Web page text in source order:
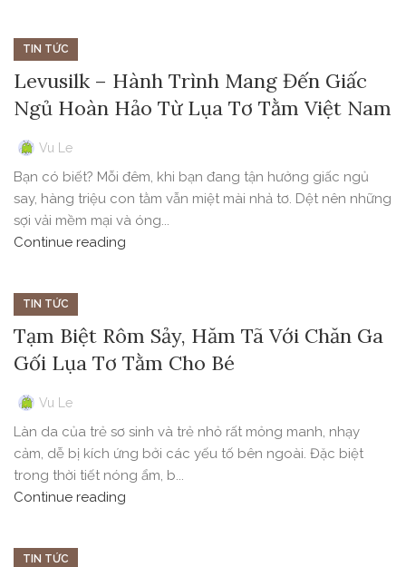
TIN TỨC
Levusilk – Hành Trình Mang Đến Giấc
Ngủ Hoàn Hảo Từ Lụa Tơ Tằm Việt Nam
Vu Le
Bạn có biết? Mỗi đêm, khi bạn đang tận hưởng giấc ngủ
say, hàng triệu con tằm vẫn miệt mài nhả tơ. Dệt nên những
sợi vải mềm mại và óng...
Continue reading
TIN TỨC
Tạm Biệt Rôm Sảy, Hăm Tã Với Chăn Ga
Gối Lụa Tơ Tằm Cho Bé
Vu Le
Làn da của trẻ sơ sinh và trẻ nhỏ rất mỏng manh, nhạy
cảm, dễ bị kích ứng bởi các yếu tố bên ngoài. Đặc biệt
trong thời tiết nóng ẩm, b...
Continue reading
TIN TỨC